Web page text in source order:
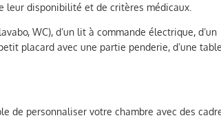
leur disponibilité et de critères médicaux.
WC), d’un lit à commande électrique, d’un
placard avec une partie penderie, d’une
de personnaliser votre chambre avec des